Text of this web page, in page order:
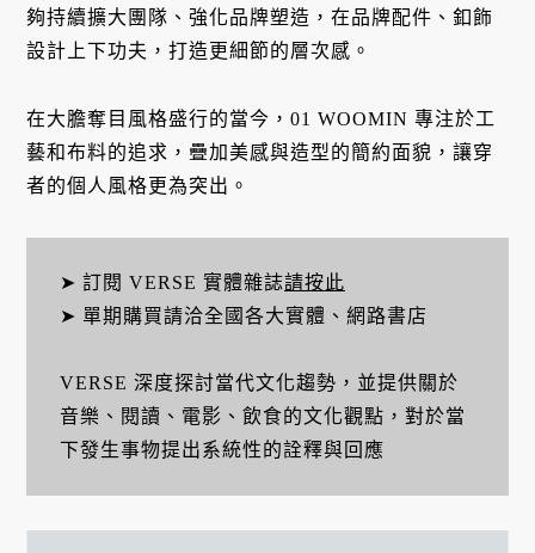
夠持續擴大團隊、強化品牌塑造，在品牌配件、釦飾
設計上下功夫，打造更細節的層次感。
在大膽奪目風格盛行的當今，01 WOOMIN 專注於工
藝和布料的追求，疊加美感與造型的簡約面貌，讓穿
者的個人風格更為突出。
➤ 訂閱 VERSE 實體雜誌請按此
➤ 單期購買請洽全國各大實體、網路書店
VERSE 深度探討當代文化趨勢，並提供關於
音樂、閱讀、電影、飲食的文化觀點，對於當
下發生事物提出系統性的詮釋與回應